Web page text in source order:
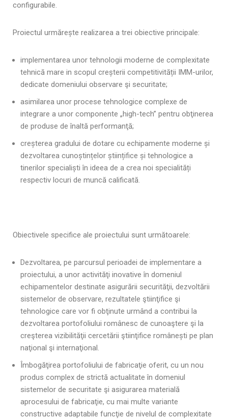
configurabile.
Proiectul urmărește realizarea a trei obiective principale:
implementarea unor tehnologii moderne de complexitate
tehnică mare in scopul creșterii competitivității IMM-urilor,
dedicate domeniului observare şi securitate;
asimilarea unor procese tehnologice complexe de
integrare a unor componente „high-tech” pentru obţinerea
de produse de înaltă performanţă;
creșterea gradului de dotare cu echipamente moderne și
dezvoltarea cunoștințelor științifice și tehnologice a
tinerilor specialiști în ideea de a crea noi specialități
respectiv locuri de muncă calificată.
Obiectivele specifice ale proiectului sunt următoarele:
Dezvoltarea, pe parcursul perioadei de implementare a
proiectului, a unor activităţi inovative în domeniul
echipamentelor destinate asigurării securităţii, dezvoltării
sistemelor de observare, rezultatele ştiinţifice şi
tehnologice care vor fi obţinute urmând a contribui la
dezvoltarea portofoliului românesc de cunoaştere şi la
creşterea vizibilităţii cercetării ştiinţifice românești pe plan
naţional şi internaţional.
Îmbogăţirea portofoliului de fabricaţie oferit, cu un nou
produs complex de strictă actualitate în domeniul
sistemelor de securitate şi asigurarea materială
aprocesului de fabricaţie, cu mai multe variante
constructive adaptabile funcţie de nivelul de complexitate